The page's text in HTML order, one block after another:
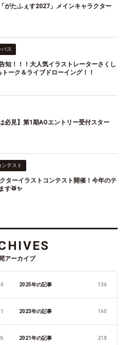
がたふぇす2027」メインキャラクター
ス
知！！！大人気イラストレーターさくし
ーク＆ライブドローイング！！
必見】第1期AOエントリー受付スター
テスト
ターイラストコンテスト開催！今年のテ
す🥁✨
アーカイブ
2025年の記事 136
2023年の記事 160
2021年の記事 218